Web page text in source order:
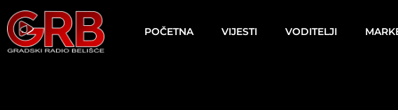
content
POČETNA VIJESTI VODITELJI